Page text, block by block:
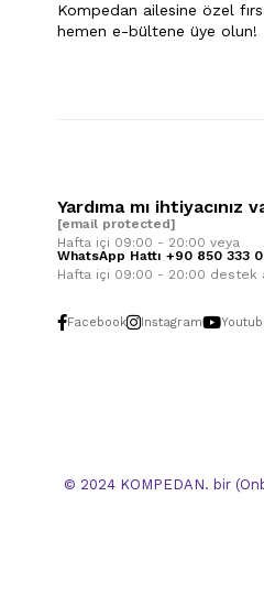
Kompedan ailesine özel
hemen e-bültene üye olun!
Yardıma mı ihtiyacınız
[email protected]
Hafta içi 09:00 - 20:00 veya
WhatsApp Hattı +90 850 333
Hafta içi 09:00 - 20:00 destek
Facebook Instagram
© 2024 KOMPEDAN. bir